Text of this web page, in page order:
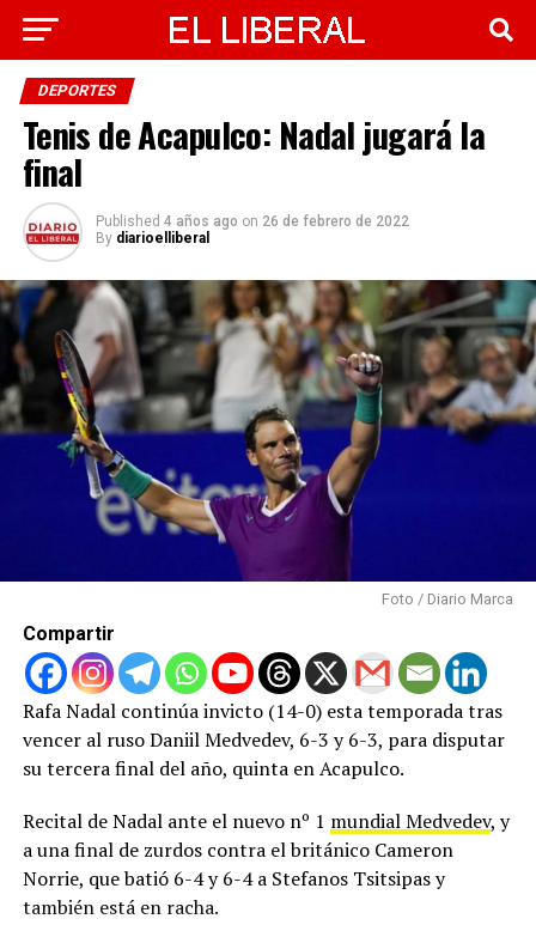
DEPORTES
Tenis de Acapulco: Nadal jugará la
final
Published 4 años ago on 26 de febrero de 2022
By diarioelliberal
Foto / Diario Marca
Compartir
Rafa Nadal continúa invicto (14-0) esta temporada tras
vencer al ruso Daniil Medvedev, 6-3 y 6-3, para disputar
su tercera final del año, quinta en Acapulco.
Recital de Nadal ante el nuevo nº 1 mundial Medvedev, y
a una final de zurdos contra el británico Cameron
Norrie, que batió 6-4 y 6-4 a Stefanos Tsitsipas y
también está en racha.